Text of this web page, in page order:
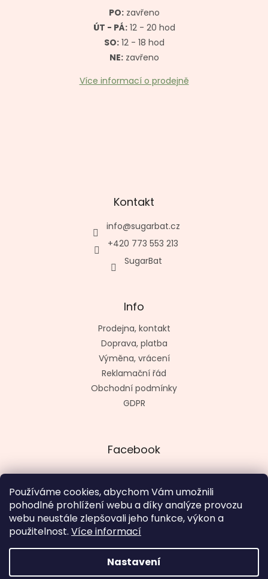
Používáme cookies, abychom Vám umožnili
pohodlné prohlížení webu a díky analýze provozu
webu neustále zlepšovali jeho funkce, výkon a
použitelnost. Více informací
Nastavení
PO:zavřeno
ÚT - PÁ:12 - 20 hod
SO:12 - 18 hod
NE:zavřeno
Více informací o prodejně
Kontakt
info@sugarbat.cz
+420 773 553 213
SugarBat
Info
Prodejna, kontakt
Doprava, platba
Výměna, vrácení
Reklamační řád
Obchodní podmínky
GDPR
Facebook
Vytvořil kashop.cz
Vytvořil Shoptet